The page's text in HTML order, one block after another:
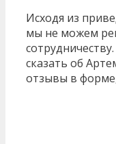
Исходя из
мы не можем
сказать об
отзывы в